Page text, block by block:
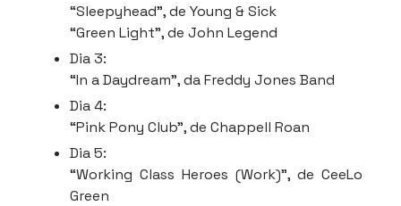
“Sleepyhead”, de Young & Sick
“Green Light”, de John Legend
Dia 3:
“In a Daydream”, da Freddy Jones Band
Dia 4:
“Pink Pony Club”, de Chappell Roan
Dia 5:
“Working Class Heroes (Work)”, de CeeLo
Green